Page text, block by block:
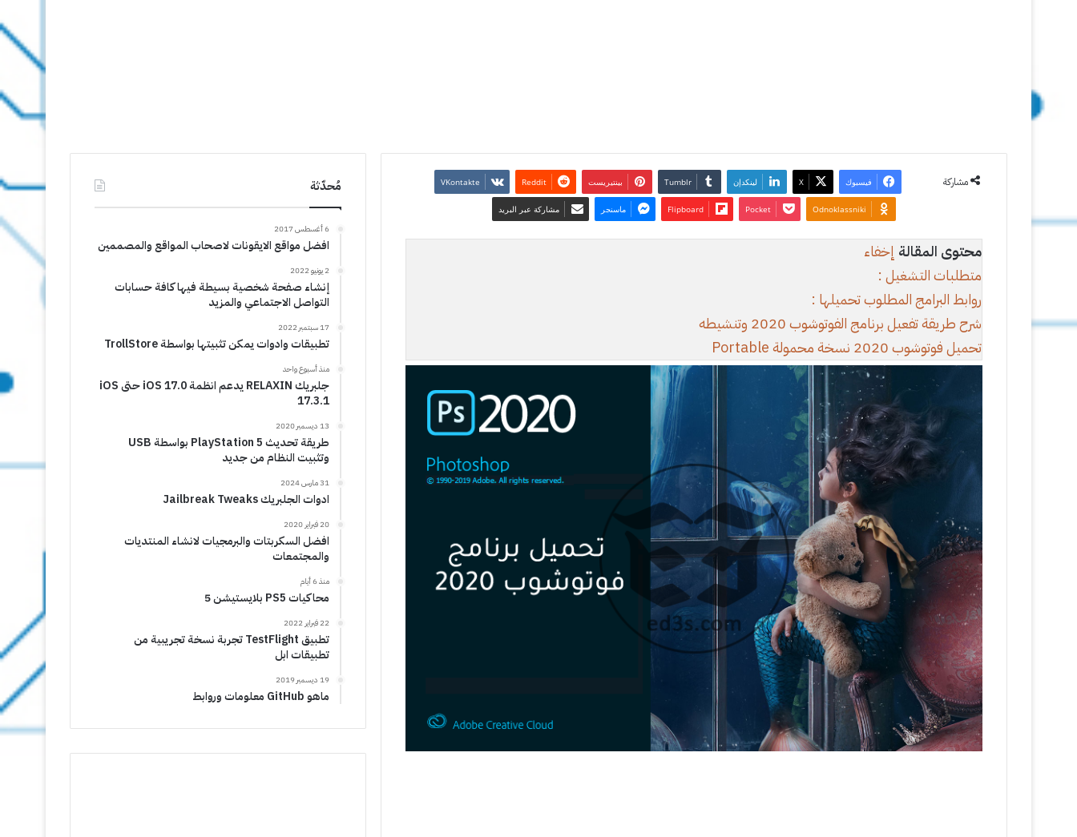
مشاركة فيسبوك ‫X لينكدإن ‏Tumblr بينتيريست ‏Reddit
Odnoklassniki
‫Pocket
Flipboard ماسنجر مشاركة عبر البريد
محتوى المقالة إخفاء
متطلبات التشغيل :
روابط البرامج المطلوب تحميلها :
شرح طريقة تفعيل برنامج الفوتوشوب 2020 وتنشيطه
تحميل فوتوشوب 2020 نسخة محمولة Portable
مُحدّثة
6 أغسطس 2017
افضل مواقع الايقونات لاصحاب المواقع والمصممين
2 يونيو 2022
إنشاء صفحة شخصية بسيطة فيها كافة حسابات
التواصل الاجتماعي والمزيد
17 سبتمبر 2022
تطبيقات وادوات يمكن تثبيتها بواسطة TrollStore
منذ أسبوع واحد
جلبريك RELAXIN يدعم انظمة iOS 17.0 حتى iOS
17.3.1
13 ديسمبر 2020
طريقة تحديث PlayStation 5 بواسطة USB
وتثبيت النظام من جديد
31 مارس 2024
ادوات الجلبريك Jailbreak Tweaks
20 فبراير 2020
افضل السكربتات والبرمجيات لانشاء المنتديات
والمجتمعات
منذ 6 أيام
محاكيات PS5 بلايستيشن 5
22 فبراير 2022
تطبيق TestFlight تجربة نسخة تجريبية من
تطبيقات ابل
19 ديسمبر 2019
ماهو GitHub معلومات وروابط